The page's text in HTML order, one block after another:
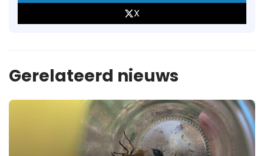
X
Gerelateerd nieuws